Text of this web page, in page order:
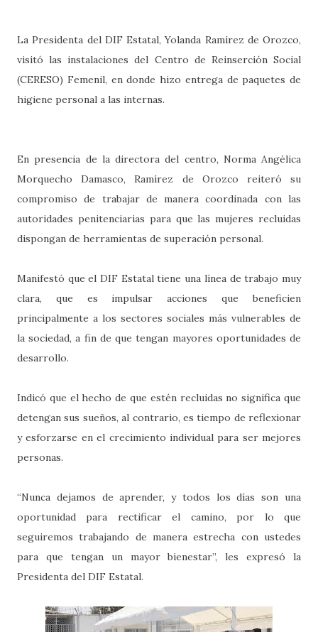
La Presidenta del DIF Estatal, Yolanda Ramírez de Orozco,
visitó las instalaciones del Centro de Reinserción Social
(CERESO) Femenil, en donde hizo entrega de paquetes de
higiene personal a las internas.
En presencia de la directora del centro, Norma Angélica
Morquecho Damasco, Ramírez de Orozco reiteró su
compromiso de trabajar de manera coordinada con las
autoridades penitenciarias para que las mujeres recluidas
dispongan de herramientas de superación personal.
Manifestó que el DIF Estatal tiene una línea de trabajo muy
clara, que es impulsar acciones que beneficien
principalmente a los sectores sociales más vulnerables de
la sociedad, a fin de que tengan mayores oportunidades de
desarrollo.
Indicó que el hecho de que estén recluidas no significa que
detengan sus sueños, al contrario, es tiempo de reflexionar
y esforzarse en el crecimiento individual para ser mejores
personas.
“Nunca dejamos de aprender, y todos los días son una
oportunidad para rectificar el camino, por lo que
seguiremos trabajando de manera estrecha con ustedes
para que tengan un mayor bienestar”, les expresó la
Presidenta del DIF Estatal.